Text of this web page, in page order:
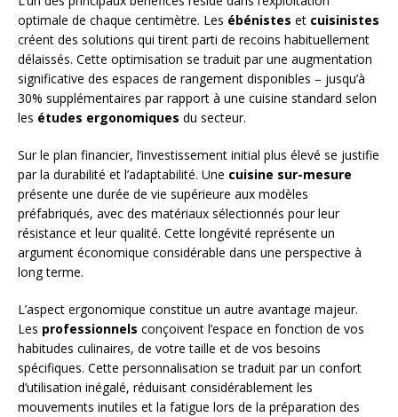
optimale de chaque centimètre. Les ébénistes et cuisinistes
créent des solutions qui tirent parti de recoins habituellement
délaissés. Cette optimisation se traduit par une augmentation
significative des espaces de rangement disponibles – jusqu’à
30% supplémentaires par rapport à une cuisine standard selon
les études ergonomiques du secteur.
Sur le plan financier, l’investissement initial plus élevé se justifie
par la durabilité et l’adaptabilité. Une cuisine sur-mesure
présente une durée de vie supérieure aux modèles
préfabriqués, avec des matériaux sélectionnés pour leur
résistance et leur qualité. Cette longévité représente un
argument économique considérable dans une perspective à
long terme.
L’aspect ergonomique constitue un autre avantage majeur.
Les professionnels conçoivent l’espace en fonction de vos
habitudes culinaires, de votre taille et de vos besoins
spécifiques. Cette personnalisation se traduit par un confort
d’utilisation inégalé, réduisant considérablement les
mouvements inutiles et la fatigue lors de la préparation des